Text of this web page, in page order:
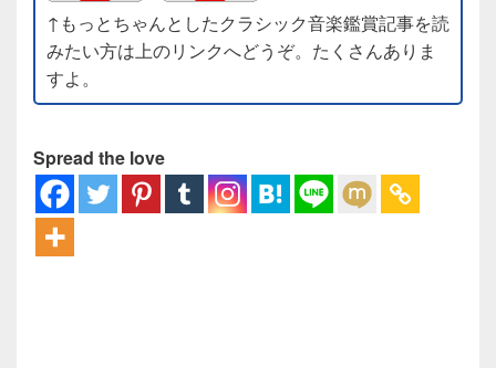
↑もっとちゃんとしたクラシック音楽鑑賞記事を読
みたい方は上のリンクへどうぞ。たくさんありま
すよ。
Spread the love